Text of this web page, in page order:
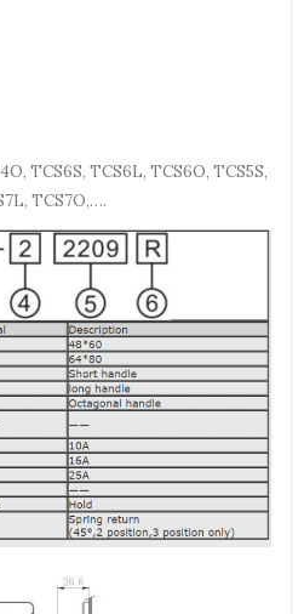
TCS6S, TCS6L, TCS6O, TCS5S,
TCS7O,….